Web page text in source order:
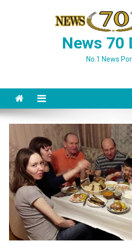
News 70
No.1 News